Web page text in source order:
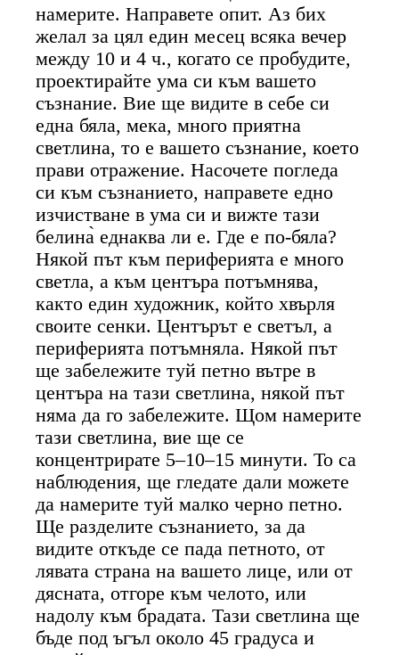
намерите. Направете опит. Аз бих
желал за цял един месец всяка вечер
между 10 и 4 ч., когато се пробудите,
проектирайте ума си към вашето
съзнание. Вие ще видите в себе си
една бяла, мека, много приятна
светлина, то е вашето съзнание, което
прави отражение. Насочете погледа
си към съзнанието, направете едно
изчистване в ума си и вижте тази
белина̀ еднаква ли е. Где е по-бяла?
Някой път към периферията е много
светла, а към центъра потъмнява,
както един художник, който хвърля
своите сенки. Центърът е светъл, а
периферията потъмняла. Някой път
ще забележите туй петно вътре в
центъра на тази светлина, някой път
няма да го забележите. Щом намерите
тази светлина, вие ще се
концентрирате 5–10–15 минути. То са
наблюдения, ще гледате дали можете
да намерите туй малко черно петно.
Ще разделите съзнанието, за да
видите откъде се пада петното, от
лявата страна на вашето лице, или от
дясната, отгоре към челото, или
надолу към брадата. Тази светлина ще
бъде под ъгъл около 45 градуса и